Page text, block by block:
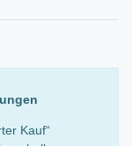
Kauf“